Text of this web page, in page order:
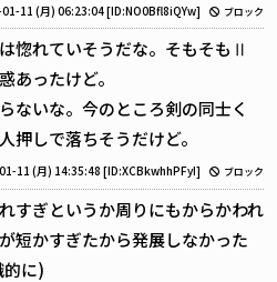
11 (月) 06:23:04[ID:NO0Bfl8iQYw] ブロック
惚れていそうだな。そもそもⅡ
あったけど。
ないな。今のところ剣の同士く
押しで落ちそうだけど。
11 (月) 14:35:48 [ID:XCBkwhhPFyI] ブロック
すぎというか周りにもからかわれ
短かすぎたから発展しなかった
的に)